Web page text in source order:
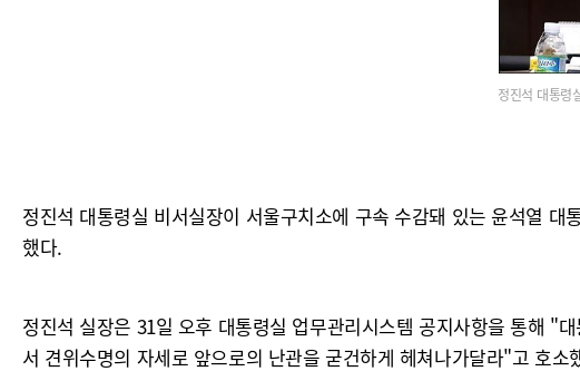
정진석 대통
정진석 대통령실 비서실장이 서울구치소에 구속 수감돼 있는 윤석열
했다.
정진석 실장은 31일 오후 대통령실 업무관리시스템 공지사항을 통해 "
서 견위수명의 자세로 앞으로의 난관을 굳건하게 헤쳐나가달라"고 호소